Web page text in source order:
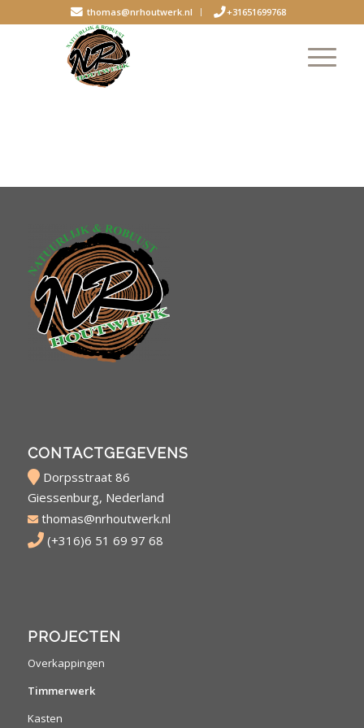
thomas@nrhoutwerk.nl +31651699768
CONTACTGEGEVENS
Dorpsstraat 86
Giessenburg, Nederland
thomas@nrhoutwerk.nl
(+316)6 51 69 97 68
PROJECTEN
Overkappingen
Timmerwerk
Kasten